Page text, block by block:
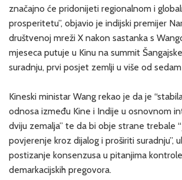
značajno će pridonijeti regionalnom i
prosperitetu”, objavio je indijski premijer
društvenoj mreži X nakon sastanka s
mjeseca putuje u Kinu na summit
suradnju, prvi posjet zemlji u više od
Kineski ministar Wang rekao je da je
odnosa između Kine i Indije u osnovnom
dviju zemalja” te da bi obje strane trebale
povjerenje kroz dijalog i proširiti suradnju”,
postizanje konsenzusa u pitanjima
demarkacijskih pregovora.